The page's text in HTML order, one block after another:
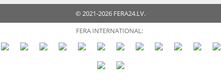
© 2021-2026 FERA24.LV.
FERA INTERNATIONAL: